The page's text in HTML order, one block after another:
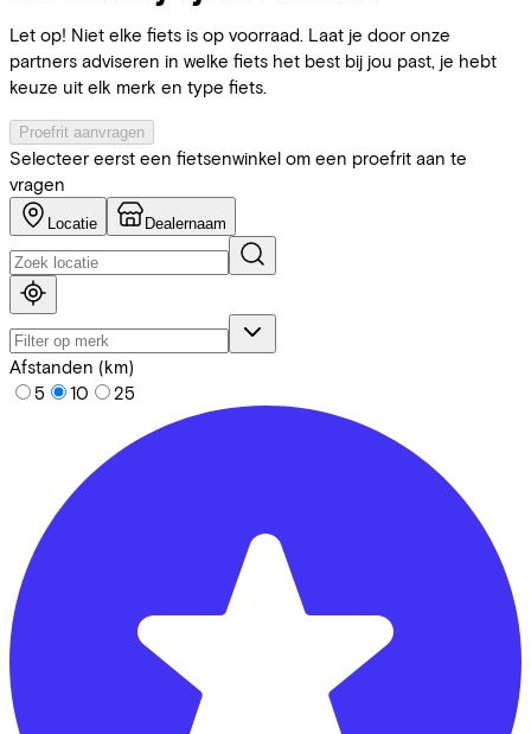
Let op! Niet elke fiets is op voorraad. Laat je door onze
partners adviseren in welke fiets het best bij jou past, je hebt
keuze uit elk merk en type fiets.
Proefrit aanvragen
Selecteer eerst een fietsenwinkel om een proefrit aan te
vragen
Locatie Dealernaam
Afstanden (km)
5
10 25